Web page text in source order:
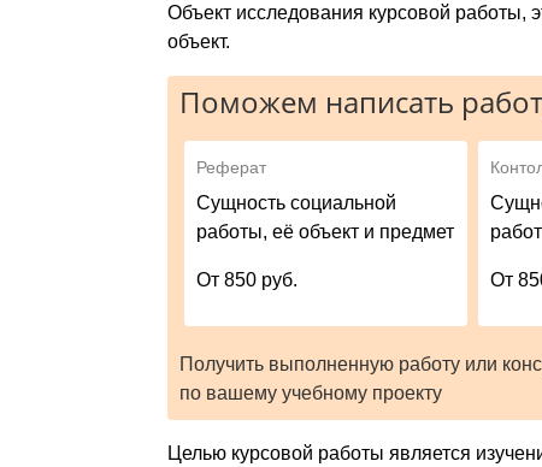
Объект исследования курсовой работы,
объект.
Поможем написать
Реферат
Сущность социальной
работы, её объект и предмет
От 850 руб. От
Получить выполненную работу или
по вашему учебному проекту
Целью курсовой работы является